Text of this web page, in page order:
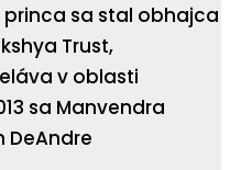
princa sa stal obhajca
Trust,
v oblasti
sa Manvendra
DeAndre